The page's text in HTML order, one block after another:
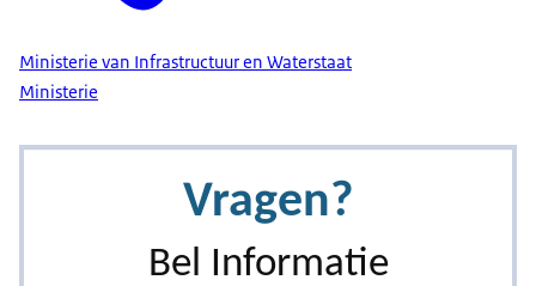
Ministerie van Infrastructuur en Waterstaat
Ministerie